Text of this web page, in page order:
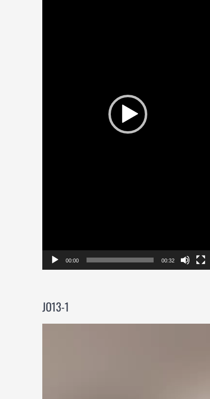
00:00 00:32
JO13-1